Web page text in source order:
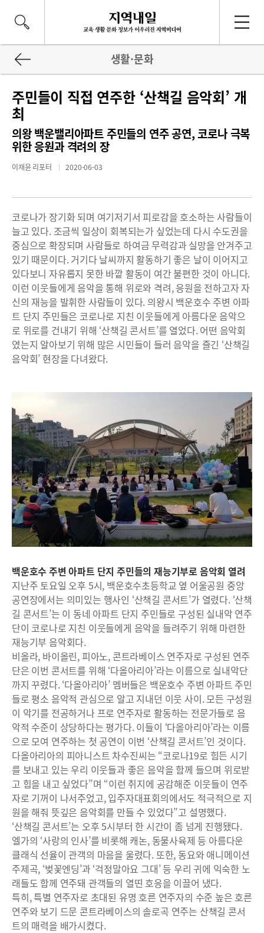
생활·문화
주민들이 직접 연주한 ‘산책길 음악회’ 개
최
의왕 백운밸리아파트 주민들의 연주 공연, 코로나 극복
위한 응원과 격려의 장
이재윤 리포터 2020-06-03
코로나가 장기화 되며 여기저기서 피로감을 호소하는 사람들이
늘고 있다. 조금씩 일상이 회복되는가 싶었는데 다시 수도권을
중심으로 확장되며 사람들로 하여금 무력감과 실망을 안겨주고
있기 때문이다. 거기다 날씨까지 활동하기 좋은 날이 이어지고
있다보니 자유롭지 못한 바깥 활동이 여간 불편한 것이 아니다.
이런 이웃들에게 음악을 통해 위로와 격려, 응원을 전하고자 자
신의 재능을 발휘한 사람들이 있다. 의왕시 백운호수 주변 아파
트 단지 주민들은 코로나로 지친 이웃들에게 아름다운 음악으
로 위로를 건내기 위해 ‘산책길 콘서트’를 열었다. 어떤 음악회
였는지 알아보기 위해 많은 시민들이 들러 음악을 즐긴 ‘산책길
음악회’ 현장을 다녀왔다.
백운호수 주변 아파트 단지 주민들의 재능기부로 음악회 열려
지난주 토요일 오후 5시, 백운호수초등학교 옆 어울공원 중앙
공연장에서는 의미있는 행사인 ‘산책길 콘서트’가 열렸다. ‘산책
길 콘서트’는 이 동네 아파트 단지 주민들로 구성된 실내악 연주
단이 코로나로 지친 이웃들에게 음악을 들려주기 위해 마련한
재능기부 음악회다.
비올라, 바이올린, 피아노, 콘트라베이스 연주자로 구성된 연주
단은 이번 콘서트를 위해 ‘다올아리아’라는 이름으로 실내악단
까지 꾸렸다. ‘다올아리아’ 멤버들은 백운호수 주변 아파트 주민
들로 평소 음악적 관심으로 알고 지내던 이웃 사이. 모든 구성원
이 악기를 전공하거나 프로 연주자로 활동하는 전문가들로 음
악적 수준이 상당하다는 평가다. 이들이 ‘다올아리아’라는 이름
으로 모여 연주하는 첫 공연이 이번 ‘산책길 콘서트’인 것이다.
다올아리아의 피아니스트 차수진씨는 “코로나19로 힘든 시기
를 보내고 있는 우리 이웃들과 좋은 음악을 함께 들으며 위로받
고 힘을 내고 싶었다”며 “이런 취지에 공감해준 이웃들이 연주
자로 기꺼이 나서주었고, 입주자대표회의에서도 적극적으로 지
원을 해줘 뜻깊은 음악회를 만들 수 있었다”고 설명했다.
‘산책길 콘서트’는 오후 5시부터 한 시간이 좀 넘게 진행됐다.
엘가의 ‘사랑의 인사’를 비롯해 캐논, 동물사육제 등 아름다운
클래식 선율이 관객의 마음을 울렸다. 또한, 동요와 애니메이션
주제곡, ‘벚꽃엔딩’과 ‘걱정말아요 그대’ 등 우리 귀에 익숙한 노
래들도 함께 연주돼 관객들의 열띤 호응을 이끌어 냈다.
특히, 특별 연주자로 초대된 유명 호른 연주자의 수준 높은 호른
연주와 보기 드문 콘트라베이스의 솔로곡 연주는 산책길 콘서
트의 매력을 배가시켰다.